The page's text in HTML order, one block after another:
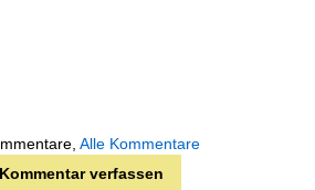
Alle Kommentare
Kommentar verfassen